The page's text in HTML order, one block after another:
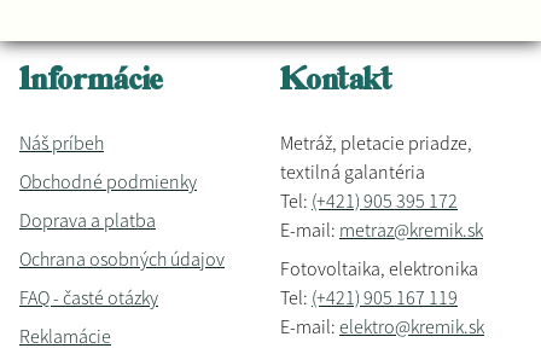
Informácie
Náš príbeh
Obchodné podmienky
Doprava a platba
Ochrana osobných údajov
FAQ - časté otázky
Reklamácie
Kontakt
Metráž, pletacie priadze,
textilná galantéria
Tel: (+421) 905 395 172
E-mail: metraz@kremik.sk
Fotovoltaika, elektronika
Tel: (+421) 905 167 119
E-mail: elektro@kremik.sk